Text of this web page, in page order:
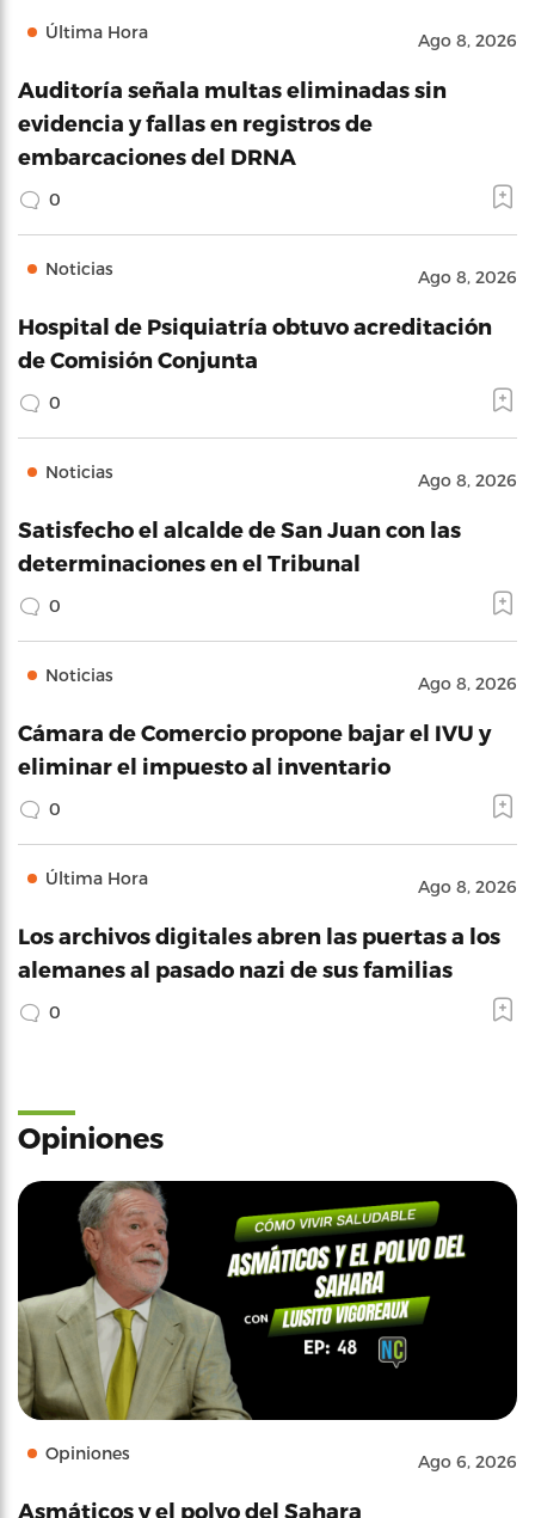
Última Hora Ago 8, 2026
Auditoría señala multas eliminadas sin
evidencia y fallas en registros de
embarcaciones del DRNA
0
Noticias Ago 8, 2026
Hospital de Psiquiatría obtuvo acreditación
de Comisión Conjunta
0
Noticias Ago 8, 2026
Satisfecho el alcalde de San Juan con las
determinaciones en el Tribunal
0
Noticias Ago 8, 2026
Cámara de Comercio propone bajar el IVU y
eliminar el impuesto al inventario
0
Última Hora Ago 8, 2026
Los archivos digitales abren las puertas a los
alemanes al pasado nazi de sus familias
0
Opiniones
Opiniones Ago 6, 2026
Asmáticos y el polvo del Sahara